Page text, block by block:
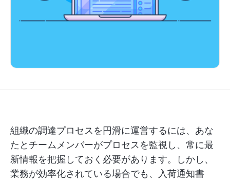
組織の調達プロセスを円滑に運営するには、あな
たとチームメンバーがプロセスを監視し、常に最
新情報を把握しておく必要があります。しかし、
業務が効率化されている場合でも、入荷通知書